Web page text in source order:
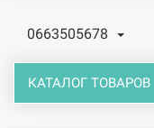
0663505678
КАТАЛОГ ТОВАРОВ